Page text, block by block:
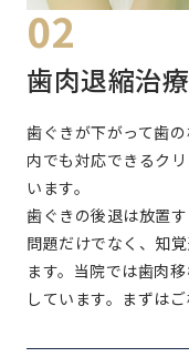
02
歯肉退縮治療
歯ぐきが下がって歯
内でも対応できるク
います。
歯ぐきの後退は放置
問題だけでなく、知
ます。当院では歯肉
しています。まずはご